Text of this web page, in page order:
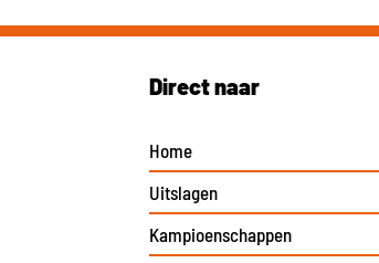
Direct naar
Home
Uitslagen
Kampioenschappen